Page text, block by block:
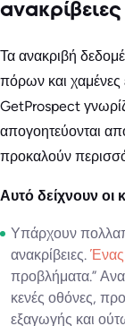
ανακρίβειες
Τα ανακριβή
πόρων και χαμένες
GetProspect
απογοητεύονται
προκαλούν
Αυτό δείχνουν οι
Υπάρχουν
ανακρίβειες. Ένας
προβλήματα.”
κενές οθόνες,
εξαγωγής και